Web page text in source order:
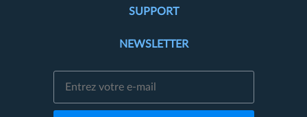
SUPPORT
NEWSLETTER